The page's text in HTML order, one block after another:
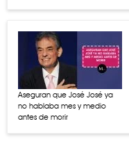
Aseguran que José José ya
no hablaba mes y medio
antes de morir